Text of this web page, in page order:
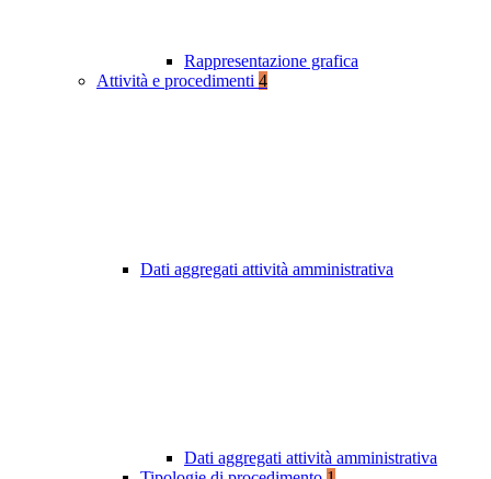
Rappresentazione grafica
Attività e procedimenti 4
Dati aggregati attività amministrativa
Dati aggregati attività amministrativa